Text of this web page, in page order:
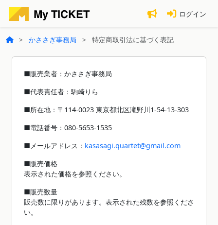
ログイン
かささぎ事務局 特定商取引法に基づく表記
■販売業者：かささぎ事務局
■代表責任者：駒崎りら
■所在地：〒114-0023 東京都北区滝野川1-54-13-303
■電話番号：080-5653-1535
■メールアドレス： kasasagi.quartet@gmail.com
■販売価格
表示された価格を参照ください。
■販売数量
販売数に限りがあります。表示された残数を参照くださ
い。